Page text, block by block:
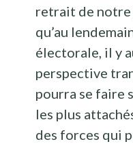
retrait de notre
qu’au
électorale, il y
perspective
pourra se faire
les plus
des forces qui